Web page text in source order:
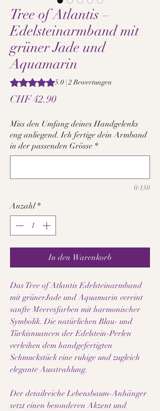
Tree of Atlantis –
Edelsteinarmband mit
grüner Jade und
Aquamarin
Das Rating beträgt 5.0 von fünf Sternen,
5.0 | 2 Bewertungen
CHF 42.90Preis
Miss den Umfang deines Handgelenks
eng anliegend. Ich fertige dein Armband
in der passenden Grösse *
0/150
Anzahl *
In den Warenkorb
Das Tree of Atlantis Edelsteinarmband
mit grünerJade und Aquamarin vereint
sanfte Meeresfarben mit harmonischer
Symbolik. Die natürlichen Blau- und
Türkisnuancen der Edelstein-Perlen
verleihen dem handgefertigten
Schmuckstück eine ruhige und zugleich
elegante Ausstrahlung.
Der detailreiche Lebensbaum-Anhänger
setzt einen besonderen Akzent und